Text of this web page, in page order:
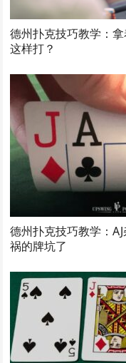
德州扑克技巧教学：
这样打？
德州扑克技巧教学：
祸的牌坑了